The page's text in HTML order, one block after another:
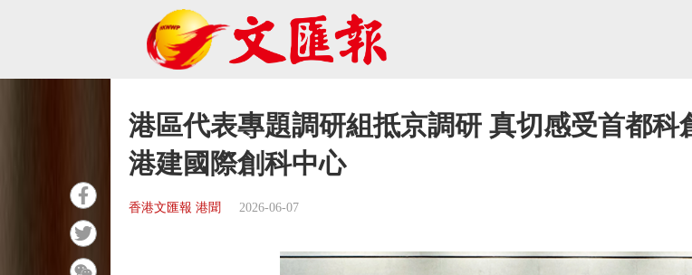
港區代表專題調研組抵京調研 真切感受首都
港建國際創科中心
香港文匯報 港聞 2026-06-07